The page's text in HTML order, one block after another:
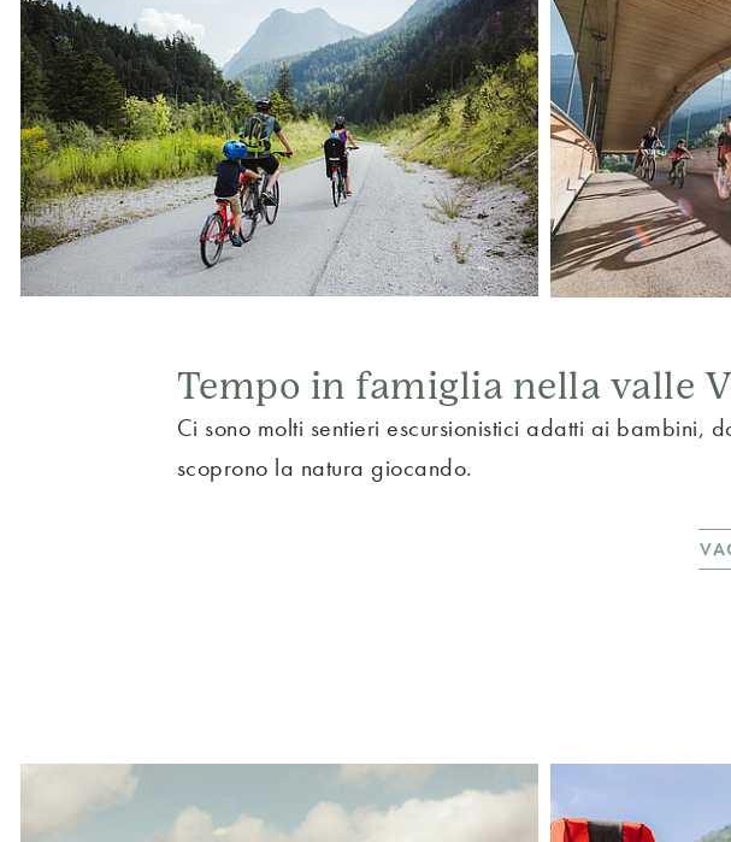
Tempo in famiglia nella valle
Ci sono molti sentieri escursionistici adatti ai
scoprono la natura giocando.